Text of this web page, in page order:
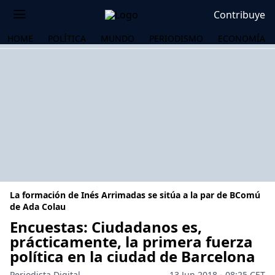
Contribuye
HOME POLÍTICA MUNDO PERIODISMO ECONOMÍA
La formación de Inés Arrimadas se sitúa a la par de BComú
de Ada Colau
Encuestas: Ciudadanos es,
prácticamente, la primera fuerza
política en la ciudad de Barcelona